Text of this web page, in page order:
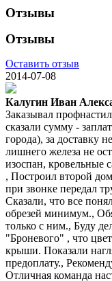
Отзывы
Отзывы
Оставить отзыв
2014-07-08
Калугин Иван
Заказывал
сказали сумму -
города), за доставку
лишнего железа не
изоспан, кровельные
, Построил второй
при звонке передал
Сказали, что все
обрезей минимум.,
только с ним., Буду
"Броневого" , что
крыши. Показали
предоплату.,
Отличная команда